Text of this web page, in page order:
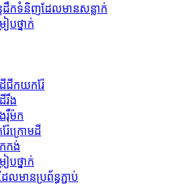
ដឹកទំនិញដែលមានសន្លាក់
ប​ថ្នាក់
ជីកយករ៉ែ
រឹង
រ៉ឺម៉ក
ែក្រោមដី
កង់
ប​ថ្នាក់
លមានប្រព័ន្ធភ្ជាប់